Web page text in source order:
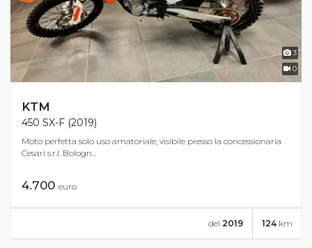
3
0
KTM
450 SX-F (2019)
Moto perfetta solo uso amatoriale, visibile presso la concessionaria
Cesari s.r.l. Bologn...
4.700 euro
124 km
del 2019